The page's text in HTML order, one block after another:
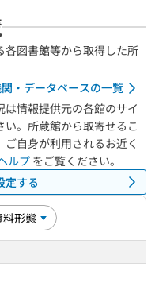
各図書館等から取得した所
・データベースの一覧
情報提供元の各館のサイ
い。所蔵館から取寄せるこ
自身が利用されるお近く
ルプをご覧ください。
定する